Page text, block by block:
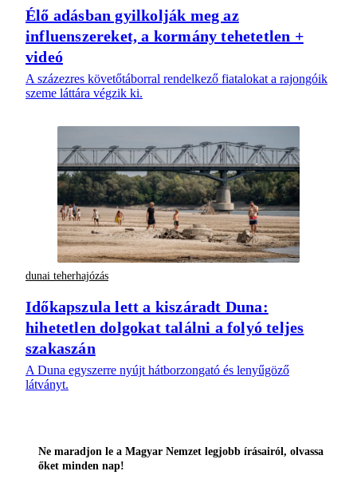
Élő adásban gyilkolják meg az
influenszereket, a kormány tehetetlen +
videó
A százezres követőtáborral rendelkező fiatalokat a rajongóik
szeme láttára végzik ki.
dunai teherhajózás
Időkapszula lett a kiszáradt Duna:
hihetetlen dolgokat találni a folyó teljes
szakaszán
A Duna egyszerre nyújt hátborzongató és lenyűgöző
látványt.
Ne maradjon le a Magyar Nemzet legjobb írásairól, olvassa
őket minden nap!